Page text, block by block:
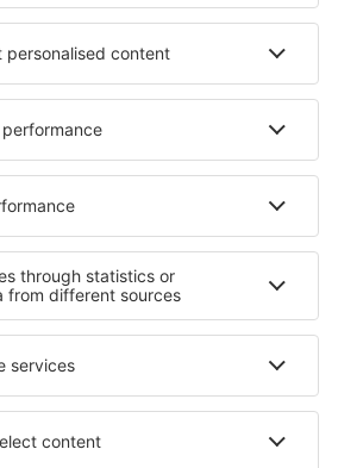
Hotels in Mäntsälä
Hotels in Szprotawa
Hotels in Italy - ski
Hotels in Val Rendena
Hotels in Berchtesgaden
Hotels in Sankt Martin
Hotels in San Andres